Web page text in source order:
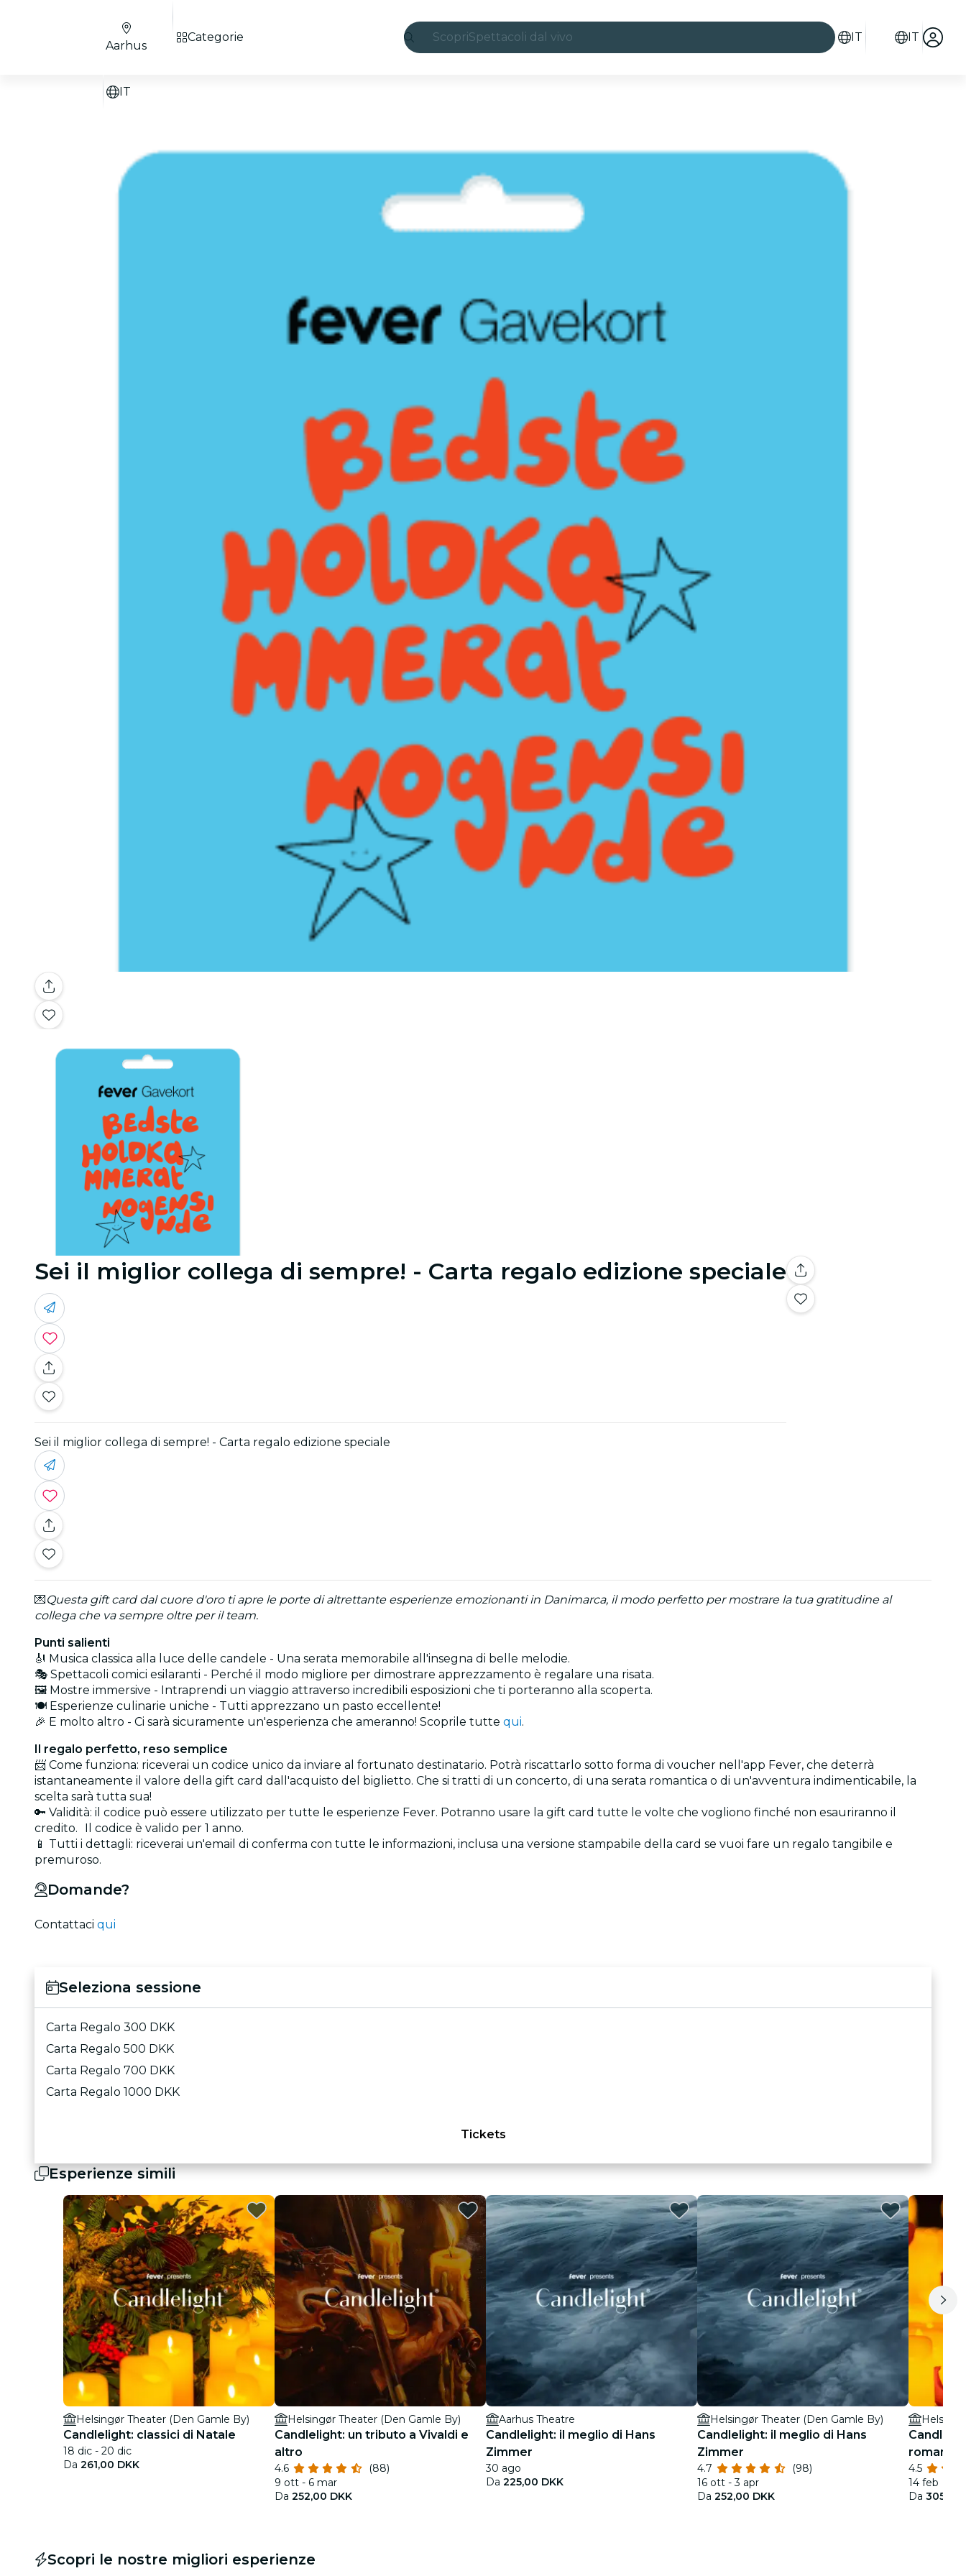
ScopriSpettacoli dal vivo
San Paolo
Mostre
Concerti
Cinema
IT IT
Aarhus
IT
Categorie
Sei il miglior collega di sempre! - Carta regalo edizione speciale
Sei il miglior collega di sempre! - Carta regalo edizione speciale
💌Questa gift card dal cuore d'oro ti apre le porte di altrettante esperienze emozionanti in Danimarca, il modo perfetto per mostrare la tua gratitudine al
collega che va sempre oltre per il team.
Punti salienti
🎻 Musica classica alla luce delle candele - Una serata memorabile all'insegna di belle melodie.
🎭 Spettacoli comici esilaranti - Perché il modo migliore per dimostrare apprezzamento è regalare una risata.
🖼️ Mostre immersive - Intraprendi un viaggio attraverso incredibili esposizioni che ti porteranno alla scoperta.
🍽️ Esperienze culinarie uniche - Tutti apprezzano un pasto eccellente!
🎉 E molto altro - Ci sarà sicuramente un'esperienza che ameranno! Scoprile tutte qui.
Il regalo perfetto, reso semplice
📨 Come funziona: riceverai un codice unico da inviare al fortunato destinatario. Potrà riscattarlo sotto forma di voucher nell'app Fever, che deterrà
istantaneamente il valore della gift card dall'acquisto del biglietto. Che si tratti di un concerto, di una serata romantica o di un'avventura indimenticabile, la
scelta sarà tutta sua!
🔑 Validità: il codice può essere utilizzato per tutte le esperienze Fever. Potranno usare la gift card tutte le volte che vogliono finché non esauriranno il
credito. Il codice è valido per 1 anno.
📱 Tutti i dettagli: riceverai un'email di conferma con tutte le informazioni, inclusa una versione stampabile della card se vuoi fare un regalo tangibile e
premuroso.
Domande?
Contattaci qui
Seleziona sessione
Carta Regalo 300 DKK
Carta Regalo 500 DKK
Carta Regalo 700 DKK
Carta Regalo 1000 DKK
Tickets
Esperienze simili
Helsingør Theater (Den Gamle By)
Candlelight: classici di Natale
18 dic - 20 dic
Da 261,00 DKK
Helsingør Theater (Den Gamle By)
Candlelight: un tributo a Vivaldi e
altro
4.6
(88)
9 ott - 6 mar
Da 252,00 DKK
Aarhus Theatre
Candlelight: il meglio di Hans
Zimmer
30 ago
Da 225,00 DKK
Helsingør Theater (Den Gamle By)
Candlelight: il meglio di Hans
Zimmer
4.7
(98)
16 ott - 3 apr
Da 252,00 DKK
4.5
14 feb
Da 305,00
Scopri le nostre migliori esperienze